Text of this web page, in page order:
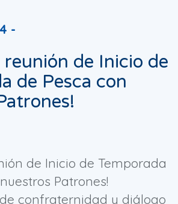
-
reunión de Inicio de
de Pesca con
de Inicio de Temporada
Patrones!
confraternidad y diálogo